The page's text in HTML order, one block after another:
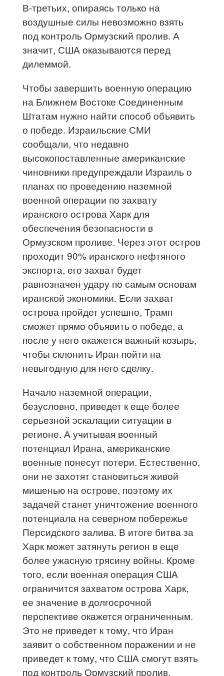
В-третьих, опираясь только на
воздушные силы невозможно взять
под контроль Ормузский пролив. А
значит, США оказываются перед
дилеммой.
Чтобы завершить военную операцию
на Ближнем Востоке Соединенным
Штатам нужно найти способ объявить
о победе. Израильские СМИ
сообщали, что недавно
высокопоставленные американские
чиновники предупреждали Израиль о
планах по проведению наземной
военной операции по захвату
иранского острова Харк для
обеспечения безопасности в
Ормузском проливе. Через этот остров
проходит 90% иранского нефтяного
экспорта, его захват будет
равнозначен удару по самым основам
иранской экономики. Если захват
острова пройдет успешно, Трамп
сможет прямо объявить о победе, а
после у него окажется важный козырь,
чтобы склонить Иран пойти на
невыгодную для него сделку.
Начало наземной операции,
безусловно, приведет к еще более
серьезной эскалации ситуации в
регионе. А учитывая военный
потенциал Ирана, американские
военные понесут потери. Естественно,
они не захотят становиться живой
мишенью на острове, поэтому их
задачей станет уничтожение военного
потенциала на северном побережье
Персидского залива. В итоге битва за
Харк может затянуть регион в еще
более ужасную трясину войны. Кроме
того, если военная операция США
ограничится захватом острова Харк,
ее значение в долгосрочной
перспективе окажется ограниченным.
Это не приведет к тому, что Иран
заявит о собственном поражении и не
приведет к тому, что США смогут взять
под контроль Ормузский пролив.